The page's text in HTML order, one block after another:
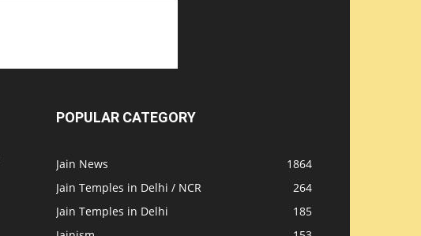
POPULAR CATEGORY
Jain News
1864
Jain Temples in Delhi / NCR
264
Jain Temples in Delhi
185